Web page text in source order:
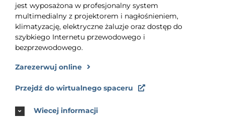
jest wyposażona w profesjonalny system
multimedialny z projektorem i nagłośnieniem,
klimatyzację, elektryczne żaluzje oraz dostęp do
szybkiego Internetu przewodowego i
bezprzewodowego.
Zarezerwuj online
Przejdź do wirtualnego spaceru
Wiecej informacji